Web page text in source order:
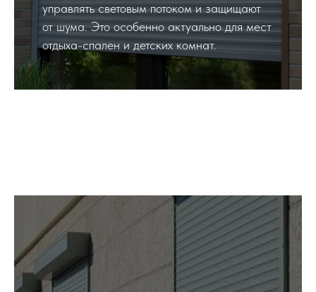
управлять световым потоком и защищают
от шума. Это особенно актуально для мест
отдыха-спален и детских комнат.